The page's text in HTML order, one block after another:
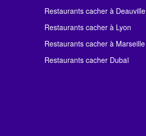
Restaurants cacher à Deauville
Restaurants cacher à Lyon
Restaurants cacher à Marseille
Restaurants cacher Dubaï